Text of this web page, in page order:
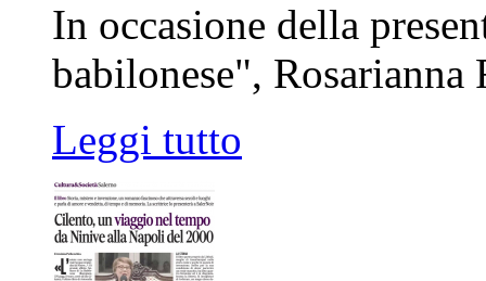
In occasione della
babilonese",
Leggi tutto